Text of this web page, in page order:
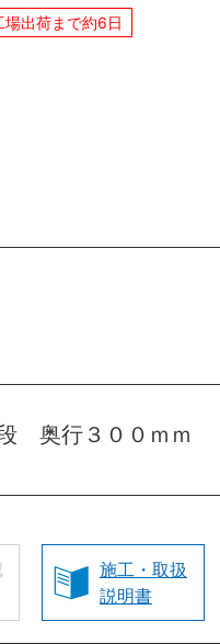
場出荷まで約6日
奥行３００ｍｍ
施工・取扱
説明書